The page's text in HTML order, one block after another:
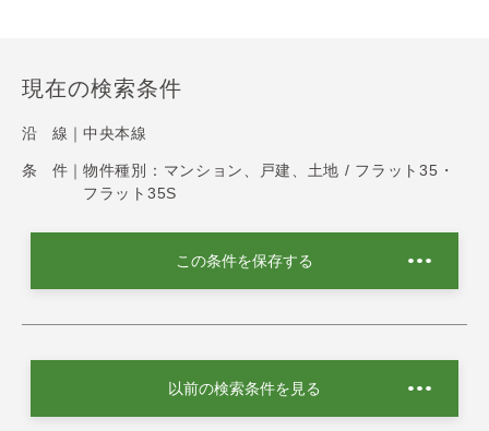
現在の検索条件
沿 線｜ 中央本線
条 件｜ 物件種別：マンション、戸建、土地 / フラット35・
フラット35S
この条件を保存する
以前の検索条件を見る